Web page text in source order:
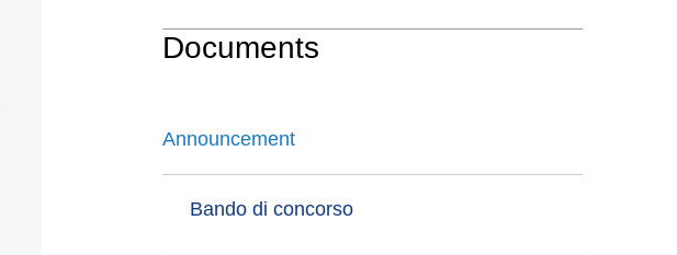
Documents
Announcement
Bando di concorso